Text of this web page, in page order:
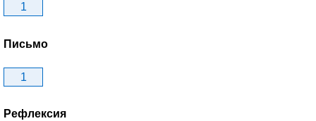
1
Письмо
1
Рефлексия